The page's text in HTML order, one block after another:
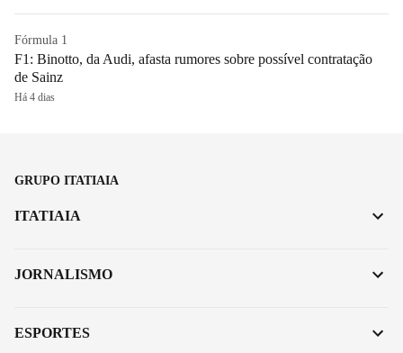
Fórmula 1
F1: Binotto, da Audi, afasta rumores sobre possível contratação
de Sainz
Há 4 dias
GRUPO ITATIAIA
ITATIAIA
JORNALISMO
ESPORTES